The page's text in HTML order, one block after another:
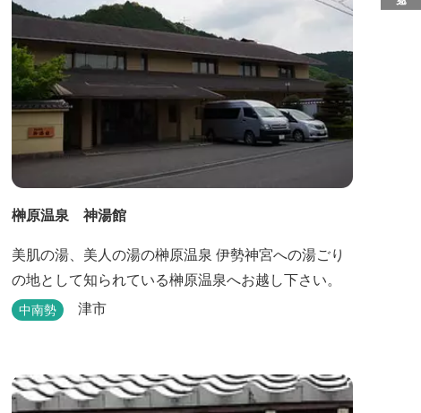
榊原温泉 神湯館
美肌の湯、美人の湯の榊原温泉 伊勢神宮への湯ごり
の地として知られている榊原温泉へお越し下さい。
中南勢 津市